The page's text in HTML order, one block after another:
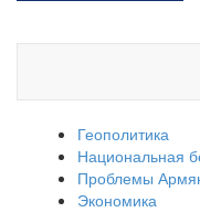
Геополитика
Национальная
Проблемы
Экономика